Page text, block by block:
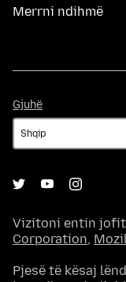
Merrni ndihmë
Gjuhë
Vizitoni entin
Corporation,
Pjesë të kësaj